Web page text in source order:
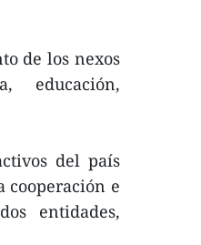
de los nexos
educación,
del país
cooperación e
entidades,